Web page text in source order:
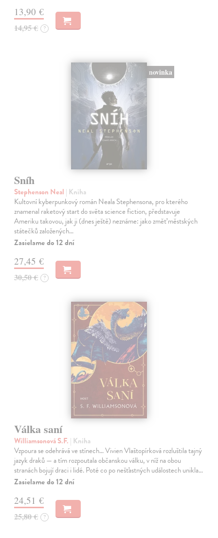
13,90 €
14,95 € ?
novinka
Sníh
Stephenson Neal | Kniha
Kultovní kyberpunkový román Neala Stephensona, pro kterého
znamenal raketový start do světa science fiction, představuje
Ameriku takovou, jak ji (dnes ještě) neznáme: jako změť městských
státečků založených…
Zasielame do 12 dní
27,45 €
30,50 € ?
Válka saní
Williamsonová S.F. | Kniha
Vzpoura se odehrává ve stínech… Vivien Vlaštopírková rozluštila tajný
jazyk draků — a tím rozpoutala občanskou válku, v níž na obou
stranách bojují draci i lidé. Poté co po nešťastných událostech unikla…
Zasielame do 12 dní
24,51 €
25,80 € ?